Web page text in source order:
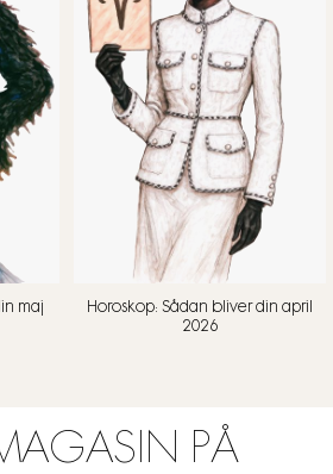
maj
Horoskop: Sådan bliver din april
2026
PÅ